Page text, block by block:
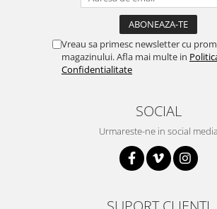
Espruino
Vreau sa primesc newsletter cu
magazinului. Afla mai multe in
Confidentialitate
SOCIAL
Urmareste-ne in social media